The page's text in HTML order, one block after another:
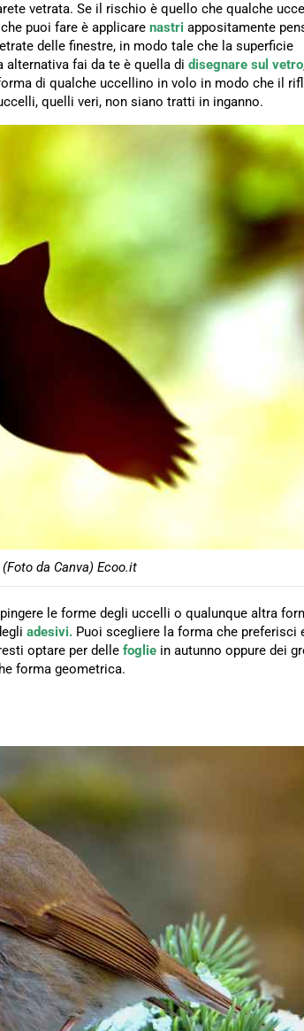
vetrata. Se il rischio è quello che qualche
puoi fare è applicare nastri appositamente
delle finestre, in modo tale che la superficie
alternativa fai da te è quella di disegnare sul vetro
di qualche uccellino in volo in modo che il
quelli veri, non siano tratti in inganno.
da Canva) Ecoo.it
le forme degli uccelli o qualunque altra
adesivi. Puoi scegliere la forma che preferisci
optare per delle foglie in autunno oppure dei
forma geometrica.